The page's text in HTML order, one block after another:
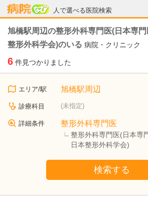
人で選べる医院検索
病院なび
旭橋駅周辺の整形外科専門医(日本専
整形外科学会)のいる 病院・クリニック
6 件見つかりました
エリア/駅 旭橋駅周辺
診療科目 (未指定)
詳細条件 整形外科専門医
整形外科専門医(日本専
日本整形外科学会)
検索する